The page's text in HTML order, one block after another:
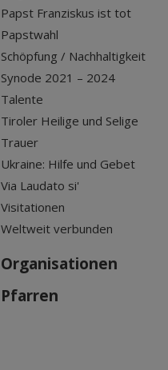
Papst Franziskus ist tot
Papstwahl
Schöpfung / Nachhaltigkeit
Synode 2021 – 2024
Talente
Tiroler Heilige und Selige
Trauer
Ukraine: Hilfe und Gebet
Via Laudato si'
Visitationen
Weltweit verbunden
Organisationen
Pfarren